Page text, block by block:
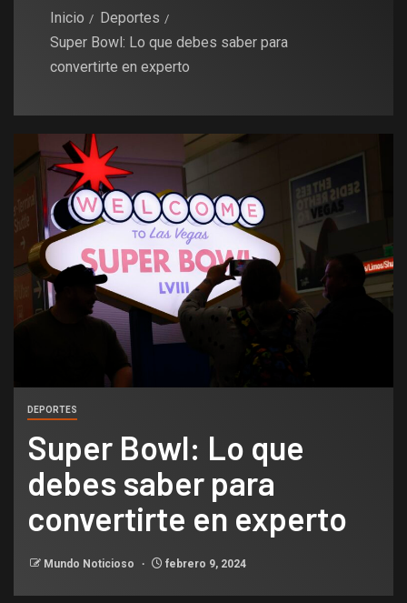
Inicio
Deportes
Super Bowl: Lo que debes saber para
convertirte en experto
DEPORTES
Super Bowl: Lo que
debes saber para
convertirte en experto
Mundo Noticioso febrero 9, 2024